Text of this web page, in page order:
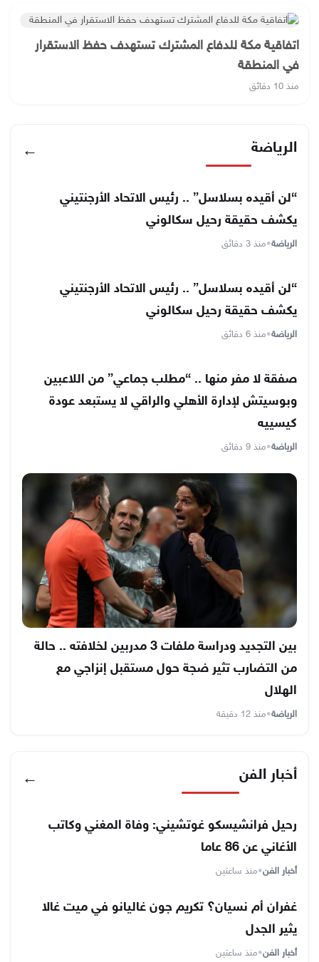
اتفاقية مكة للدفاع المشترك تستهدف حفظ الاستقرار
في المنطقة
منذ 10 دقائق
الرياضة ←
“لن أقيده بسلاسل” .. رئيس الاتحاد الأرجنتيني
يكشف حقيقة رحيل سكالوني
الرياضة•منذ 3 دقائق
“لن أقيده بسلاسل” .. رئيس الاتحاد الأرجنتيني
يكشف حقيقة رحيل سكالوني
الرياضة•منذ 6 دقائق
صفقة لا مفر منها .. “مطلب جماعي” من اللاعبين
وبوسيتش لإدارة الأهلي والراقي لا يستبعد عودة
كيسييه
الرياضة•منذ 9 دقائق
بين التجديد ودراسة ملفات 3 مدربين لخلافته .. حالة
من التضارب تثير ضجة حول مستقبل إنزاجي مع
الهلال
الرياضة•منذ 12 دقيقة
أخبار الفن ←
رحيل فرانشيسكو غوتشيني: وفاة المغني وكاتب
الأغاني عن 86 عاما
أخبار الفن•منذ ساعتين
غفران أم نسيان؟ تكريم جون غاليانو في ميت غالا
يثير الجدل
أخبار الفن•منذ ساعتين